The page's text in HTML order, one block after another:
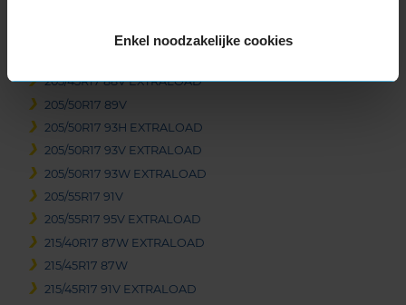
Enkel noodzakelijke cookies
205/45R17 88V EXTRALOAD
205/50R17 89V
205/50R17 93H EXTRALOAD
205/50R17 93V EXTRALOAD
205/50R17 93W EXTRALOAD
205/55R17 91V
205/55R17 95V EXTRALOAD
215/40R17 87W EXTRALOAD
215/45R17 87W
215/45R17 91V EXTRALOAD